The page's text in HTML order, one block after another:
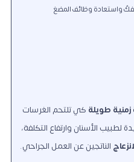
واستعادة وظائف المضغ
طويلة كي تلتحم الغرسات
لطبيب الأسنان وارتفاع التكلفة،
الناتجين عن العمل الجراحي.